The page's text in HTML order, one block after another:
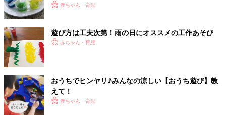
赤ちゃん・育児
遊び方は工夫次第！雨の日にオススメの工作あそび
赤ちゃん・育児
おうちでヒンヤリ♪みんなの涼しい【おうち遊び】教
えて！
赤ちゃん・育児